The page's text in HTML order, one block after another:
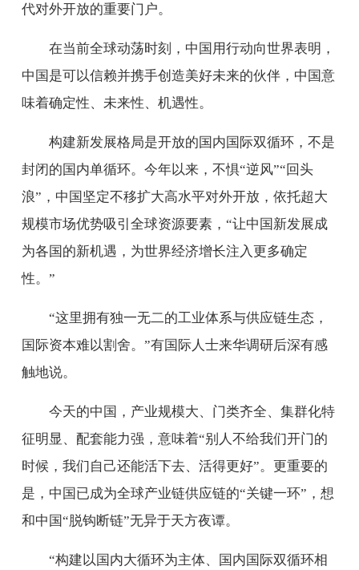
代对外开放的重要门户。
在当前全球动荡时刻，中国用行动向世界表明，
中国是可以信赖并携手创造美好未来的伙伴，中国意
味着确定性、未来性、机遇性。
构建新发展格局是开放的国内国际双循环，不是
封闭的国内单循环。今年以来，不惧“逆风”“回头
浪”，中国坚定不移扩大高水平对外开放，依托超大
规模市场优势吸引全球资源要素，“让中国新发展成
为各国的新机遇，为世界经济增长注入更多确定
性。”
“这里拥有独一无二的工业体系与供应链生态，
国际资本难以割舍。”有国际人士来华调研后深有感
触地说。
今天的中国，产业规模大、门类齐全、集群化特
征明显、配套能力强，意味着“别人不给我们开门的
时候，我们自己还能活下去、活得更好”。更重要的
是，中国已成为全球产业链供应链的“关键一环”，想
和中国“脱钩断链”无异于天方夜谭。
“构建以国内大循环为主体、国内国际双循环相